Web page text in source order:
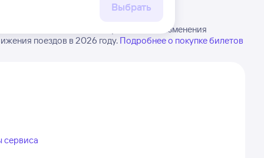
в Чаны. Имейте в виду, возможны изменения
поездов в 2026 году. Подробнее о покупке билетов
сервиса
Выбрать